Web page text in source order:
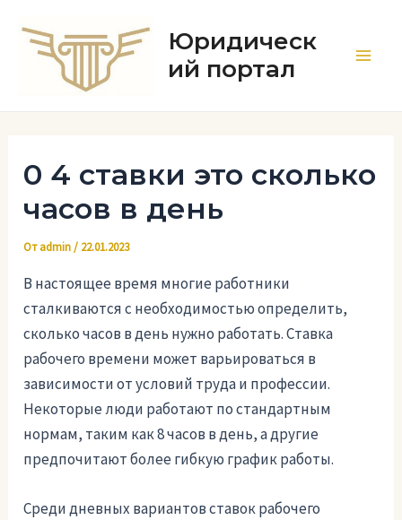
содержимому
Юридическ
ий портал
0 4 ставки это сколько
часов в день
Отadmin/ 22.01.2023
В настоящее время многие работники
сталкиваются с необходимостью определить,
сколько часов в день нужно работать. Ставка
рабочего времени может варьироваться в
зависимости от условий труда и профессии.
Некоторые люди работают по стандартным
нормам, таким как 8 часов в день, а другие
предпочитают более гибкую график работы.
Среди дневных вариантов ставок рабочего